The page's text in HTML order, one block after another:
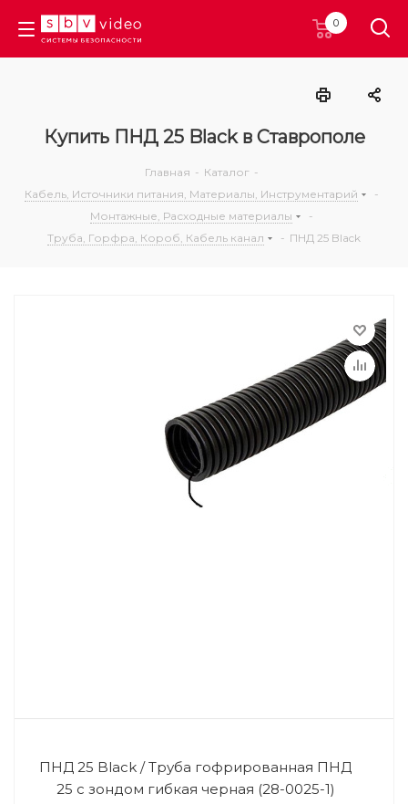
0
Купить ПНД 25 Black в Ставрополе
Главная - Каталог -
Кабель, Источники питания, Материалы, Инструментарий
-
Монтажные, Расходные материалы
-
Труба, Горфра, Короб, Кабель канал
- ПНД 25 Black
ПНД 25 Black / Труба гофрированная ПНД
25 с зондом гибкая черная (28-0025-1)